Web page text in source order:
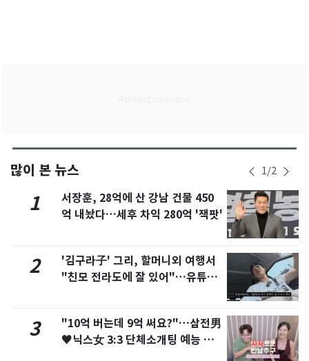
많이 본 뉴스 1/2
1
서장훈, 28억에 산 강남 건물 450
억 내놨다…세후 차익 280억 '잭팟'
2
'김구라子' 그리, 할머니외 여행서
"친모 전라도에 잘 있어"…유튜브
3
"10억 버는데 9억 써요?"…삼전男
♥닉스女 3:3 단체소개팅 예능 화